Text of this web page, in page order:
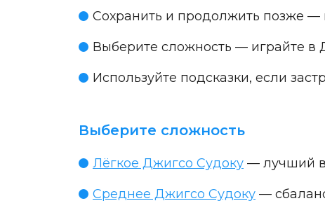
Сохранить и продолжить позже —
Выберите сложность — играйте в
Используйте подсказки, если
Выберите сложность
Лёгкое Джигсо Судоку — лучший
Среднее Джигсо Судоку —